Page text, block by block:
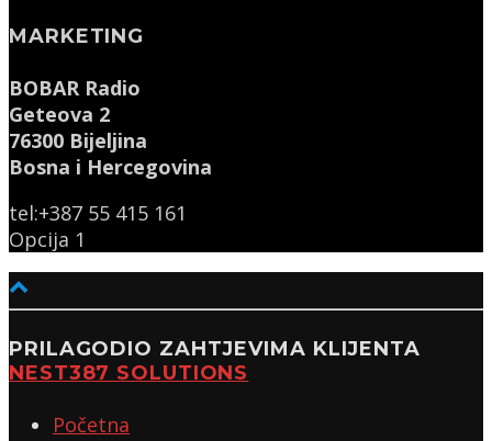
MARKETING
BOBAR Radio
Geteova 2
76300 Bijeljina
Bosna i Hercegovina
tel:+387 55 415 161
Opcija 1
PRILAGODIO ZAHTJEVIMA KLIJENTA
NEST387 SOLUTIONS
Početna